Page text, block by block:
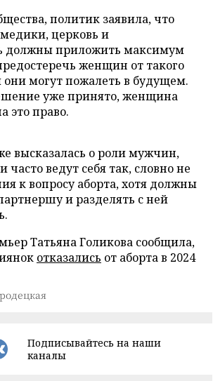
политик заявила, что
церковь и
должны приложить максимум
женщин от такого
они могут пожалеть в будущем.
уже принято, женщина
это право.
высказалась о роли мужчин,
часто ведут себя так, словно не
к вопросу аборта, хотя должны
и разделять с ней
Татьяна Голикова сообщила,
отказались от аборта в 2024
Подписывайтесь на наши
каналы